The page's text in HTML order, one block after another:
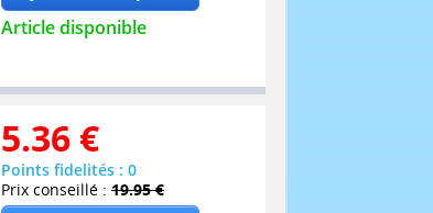
Article disponible
5.36 €
Points fidelités : 0
Prix conseillé : 19.95 €